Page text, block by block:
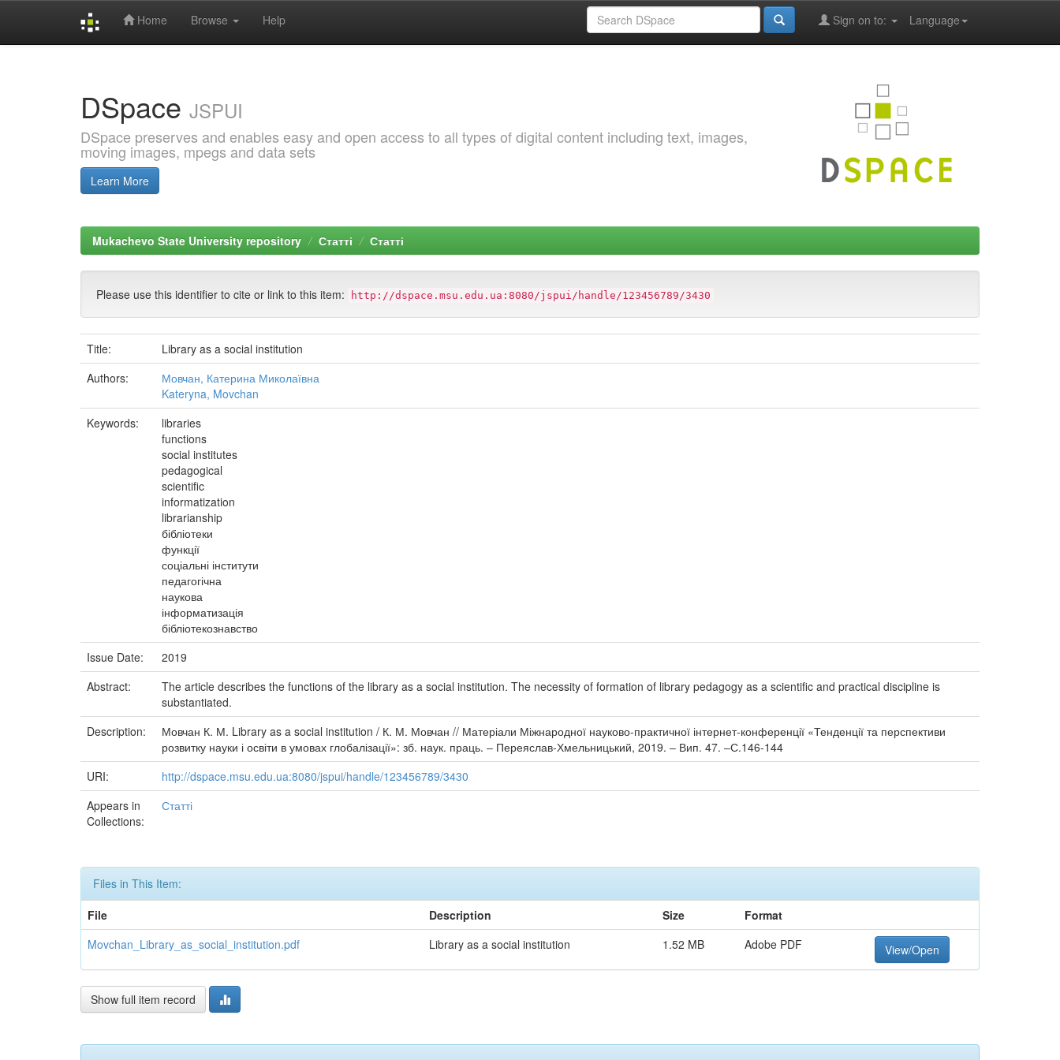
Home Browse Help Language
Sign on to:
DSpace JSPUI
DSpace preserves and enables easy and open access to all types of digital content including text, images,
moving images, mpegs and data sets
Learn More
Mukachevo State University repository Статті Статті
Please use this identifier to cite or link to this item: http://dspace.msu.edu.ua:8080/jspui/handle/123456789/3430
Title:
Library as a social institution
Authors:
Мовчан, Катерина Миколаївна
Kateryna, Movchan
Keywords:
libraries
functions
social institutes
pedagogical
scientific
informatization
librarianship
бібліотеки
функції
соціальні інститути
педагогічна
наукова
інформатизація
бібліотекознавство
Issue Date:
2019
Abstract:
The article describes the functions of the library as a social institution. The necessity of formation of library pedagogy as a scientific and practical discipline is
substantiated.
Description:
Мовчан К. М. Library as a social institution / К. М. Мовчан // Матеріали Міжнародної науково-практичної інтернет-конференції «Тенденції та перспективи
розвитку науки і освіти в умовах глобалізації»: зб. наук. праць. ‒ Переяслав-Хмельницький, 2019. ‒ Вип. 47. ‒С.146-144
URI:
http://dspace.msu.edu.ua:8080/jspui/handle/123456789/3430
Appears in
Collections:
Статті
Files in This Item:
File
Description Size
Format
Movchan_Library_as_social_institution.pdf
Library as a social institution 1.52 MB Adobe PDF View/Open
Show full item record